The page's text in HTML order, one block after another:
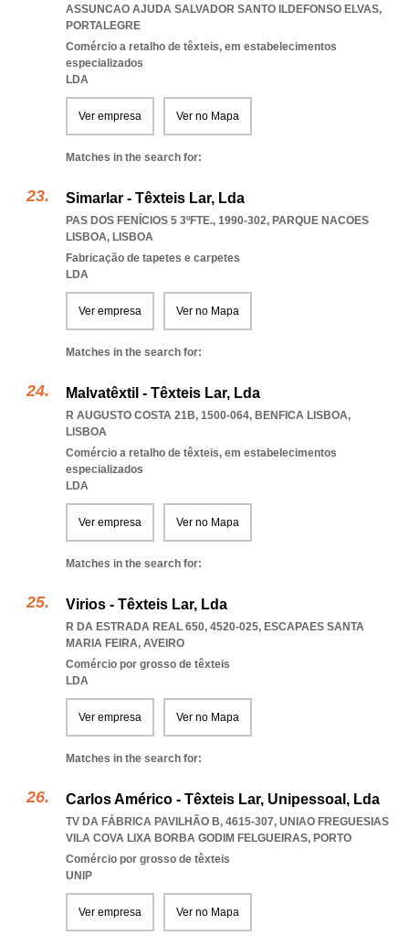
ASSUNCAO AJUDA SALVADOR SANTO ILDEFONSO ELVAS,
PORTALEGRE
Comércio a retalho de têxteis, em estabelecimentos
especializados
LDA
Ver empresa Ver no Mapa
Matches in the search for:
Simarlar - Têxteis Lar, Lda
PAS DOS FENÍCIOS 5 3ºFTE., 1990-302, PARQUE NACOES
LISBOA, LISBOA
Fabricação de tapetes e carpetes
LDA
Ver empresa Ver no Mapa
Matches in the search for:
Malvatêxtil - Têxteis Lar, Lda
R AUGUSTO COSTA 21B, 1500-064, BENFICA LISBOA,
LISBOA
Comércio a retalho de têxteis, em estabelecimentos
especializados
LDA
Ver empresa Ver no Mapa
Matches in the search for:
Virios - Têxteis Lar, Lda
R DA ESTRADA REAL 650, 4520-025, ESCAPAES SANTA
MARIA FEIRA, AVEIRO
Comércio por grosso de têxteis
LDA
Ver empresa Ver no Mapa
Matches in the search for:
Carlos Américo - Têxteis Lar, Unipessoal, Lda
TV DA FÁBRICA PAVILHÃO B, 4615-307, UNIAO FREGUESIAS
VILA COVA LIXA BORBA GODIM FELGUEIRAS, PORTO
Comércio por grosso de têxteis
UNIP
Ver empresa Ver no Mapa